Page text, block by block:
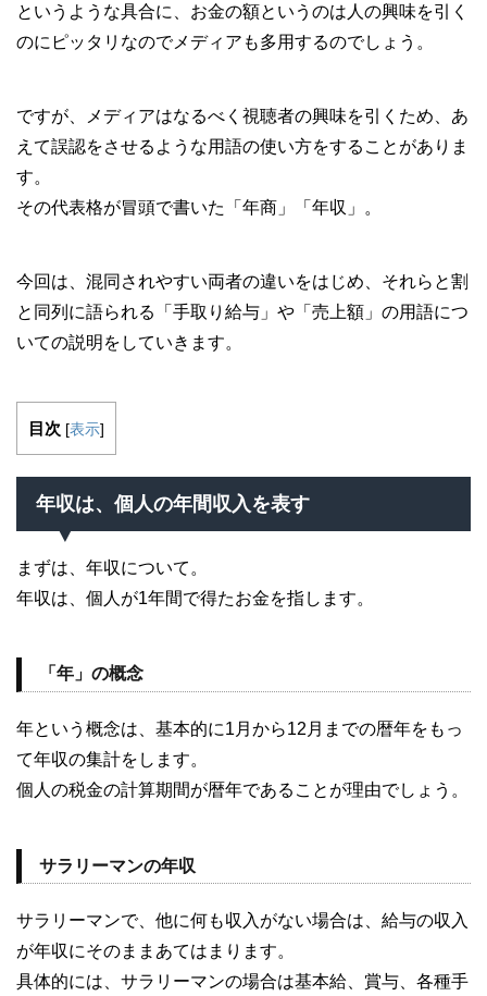
というような具合に、お金の額というのは人の興味を引く
のにピッタリなのでメディアも多用するのでしょう。
ですが、メディアはなるべく視聴者の興味を引くため、あ
えて誤認をさせるような用語の使い方をすることがありま
す。
その代表格が冒頭で書いた「年商」「年収」。
今回は、混同されやすい両者の違いをはじめ、それらと割
と同列に語られる「手取り給与」や「売上額」の用語につ
いての説明をしていきます。
目次 [表示]
年収は、個人の年間収入を表す
まずは、年収について。
年収は、個人が1年間で得たお金を指します。
「年」の概念
年という概念は、基本的に1月から12月までの暦年をもっ
て年収の集計をします。
個人の税金の計算期間が暦年であることが理由でしょう。
サラリーマンの年収
サラリーマンで、他に何も収入がない場合は、給与の収入
が年収にそのままあてはまります。
具体的には、サラリーマンの場合は基本給、賞与、各種手